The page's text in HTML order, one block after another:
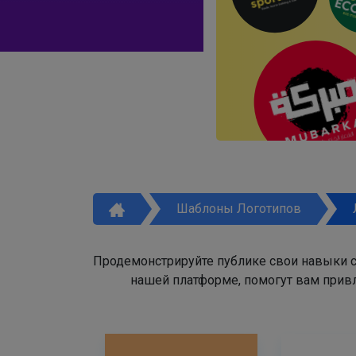
Шаблоны Логотипов
Продемонстрируйте публике свои навыки
нашей платформе, помогут вам